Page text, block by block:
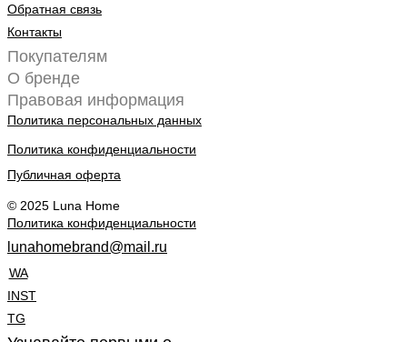
Обратная связь
Контакты
Покупателям
О бренде
Правовая информация
Политика персональных данных
Политика конфиденциальности
Публичная оферта
© 2025 Luna Home
Политика конфиденциальности
lunahomebrand@mail.ru
WA
INST
TG